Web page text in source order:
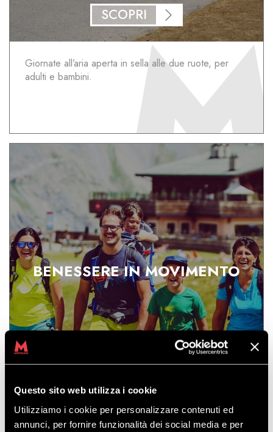
Questo sito web utilizza i cookie
Utilizziamo i cookie per personalizzare contenuti ed
annunci, per fornire funzionalità dei social media e per
SCOPRI
Giornate all’aria aperta in sella alle due ruote, per
adulti e bambini.
BENESSERE IN MOVIMENTO
SCOPRI
Sali in telecabina e lasciati ispirare dalla maestosità